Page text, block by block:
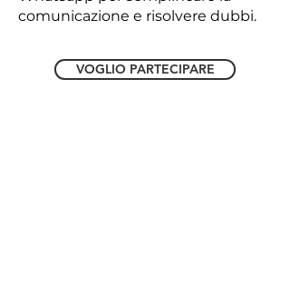
comunicazione e risolvere dubbi.
VOGLIO PARTECIPARE